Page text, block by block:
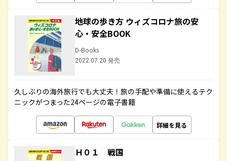
地球の歩き方 ウィズコロナ旅の安
心・安全BOOK
D-Books
2022.07.20 発売
久しぶりの海外旅行でも大丈夫！旅の手配や準備に使えるテク
ニックがつまった24ページの電子書籍
詳細を見る
Ｈ０１ 戦国